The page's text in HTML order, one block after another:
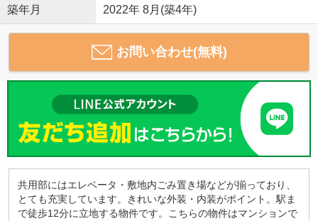
築年月 2022年 8月(築4年)
お問い合わせ(無料)
共用部にはエレベータ・敷地内ごみ置き場などが揃っており、
とても充実しています。きれいな外装・内装がポイント。駅ま
で徒歩12分に立地する物件です。こちらの物件はマンションで